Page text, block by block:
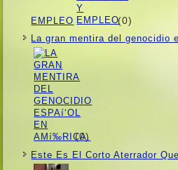
EMPLEO (0)
La gran mentira del genocidio
(0)
Este Es El Corto Aterrador